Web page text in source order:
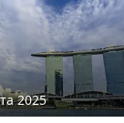
2025